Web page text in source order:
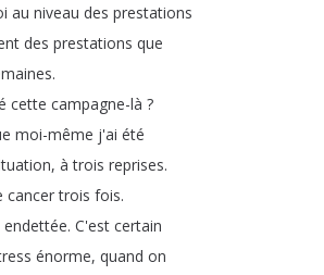
au niveau des prestations
des prestations que
.
cette campagne-là ?
moi-même j'ai été
, à trois reprises.
cancer trois fois.
endettée. C'est certain
énorme, quand on